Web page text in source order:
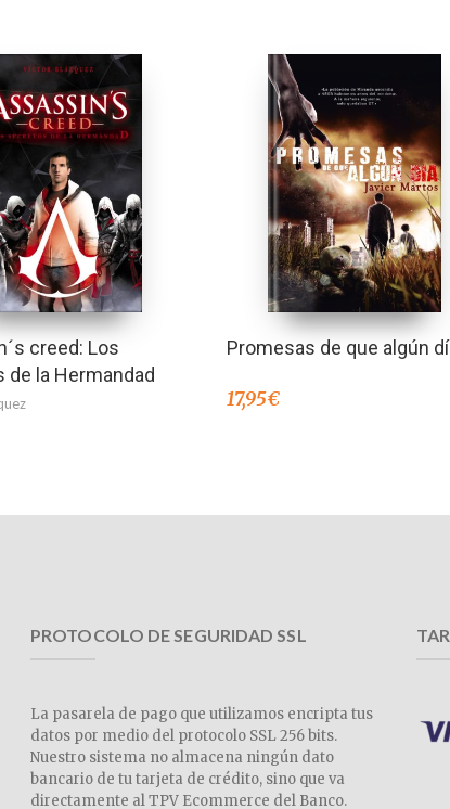
creed: Los
de la Hermandad
Promesas de que algún
17,95€
PROTOCOLO DE SEGURIDAD SSL
La pasarela de pago que utilizamos encripta tus
datos por medio del protocolo SSL 256 bits.
Nuestro sistema no almacena ningún dato
bancario de tu tarjeta de crédito, sino que va
directamente al TPV Ecommerce del Banco.